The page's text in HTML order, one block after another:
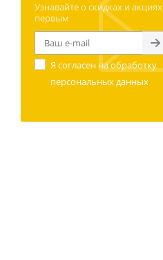
Узнавайте о скидках и акциях
первым
Я согласен наобработку
персональных данных